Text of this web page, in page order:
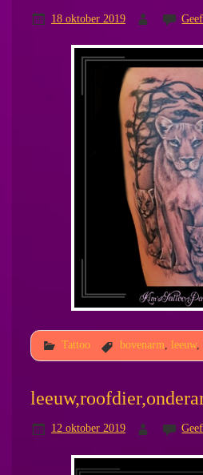
18 oktober 2019
Tattoo bovenarm, leeuw,
12 oktober 2019